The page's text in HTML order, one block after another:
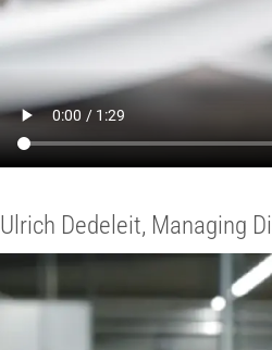
Ulrich Dedeleit, Managing